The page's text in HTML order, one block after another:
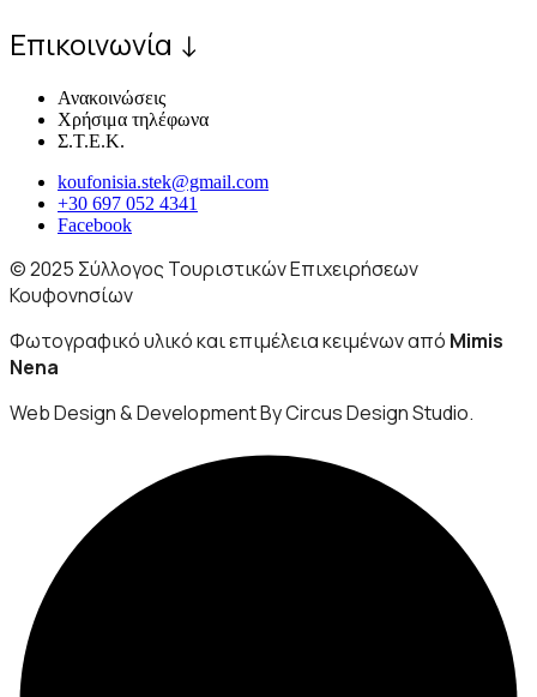
Επικοινωνία ↓
Ανακοινώσεις
Χρήσιμα τηλέφωνα
Σ.Τ.Ε.Κ.
koufonisia.stek@gmail.com
+30 697 052 4341
Facebook
© 2025 Σύλλογος Τουριστικών Επιχειρήσεων
Κουφονησίων
Φωτογραφικό υλικό και επιμέλεια κειμένων από Mimis
Nena
Web Design & Development By Circus Design Studio.